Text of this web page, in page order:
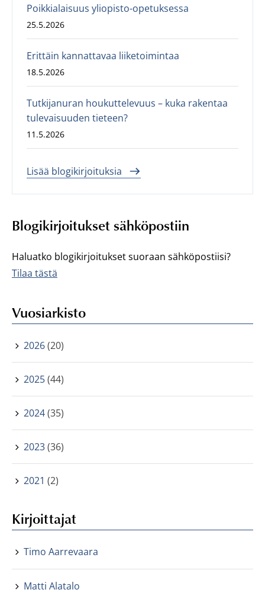
Poikkialaisuus yliopisto-opetuksessa
25.5.2026
Erittäin kannattavaa liiketoimintaa
18.5.2026
Tutkijanuran houkuttelevuus – kuka rakentaa
tulevaisuuden tieteen?
11.5.2026
Lisää blogikirjoituksia
Blogikirjoitukset sähköpostiin
Haluatko blogikirjoitukset suoraan sähköpostiisi?
Tilaa tästä
Vuosiarkisto
2026(20)
2025(44)
2024(35)
2023(36)
2021 (2)
Kirjoittajat
Timo Aarrevaara
Matti Alatalo